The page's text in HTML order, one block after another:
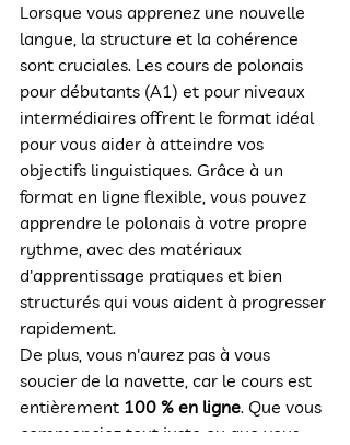
Lorsque vous apprenez une nouvelle
langue, la structure et la cohérence
sont cruciales. Les cours de polonais
pour débutants (A1) et pour niveaux
intermédiaires offrent le format idéal
pour vous aider à atteindre vos
objectifs linguistiques. Grâce à un
format en ligne flexible, vous pouvez
apprendre le polonais à votre propre
rythme, avec des matériaux
d'apprentissage pratiques et bien
structurés qui vous aident à progresser
rapidement.
De plus, vous n'aurez pas à vous
soucier de la navette, car le cours est
entièrement 100 % en ligne. Que vous
commenciez tout juste ou que vous